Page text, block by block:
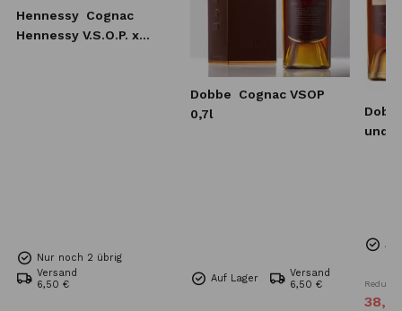
Hennessy Cognac
Hennessy V.S.O.P. x
Nur noch 2 übrig
Versand
6,50 €
Dobbe
Cognac VSOP
0,7l
Auf Lager
Versand
6,50 €
und
38,